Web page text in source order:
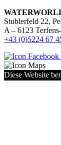
Stublerfeld 22,
A – 6123
+43 (0)5224 67
Diese Website